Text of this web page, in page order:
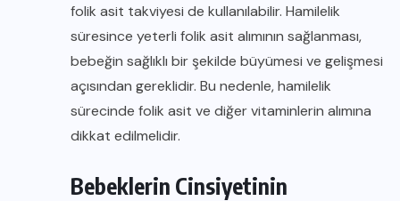
folik asit takviyesi de kullanılabilir. Hamilelik
süresince yeterli folik asit alımının sağlanması,
bebeğin sağlıklı bir şekilde büyümesi ve gelişmesi
açısından gereklidir. Bu nedenle, hamilelik
sürecinde folik asit ve diğer vitaminlerin alımına
dikkat edilmelidir.
Bebeklerin Cinsiyetinin